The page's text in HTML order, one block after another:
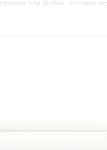
или фобия, половая
агрессивность